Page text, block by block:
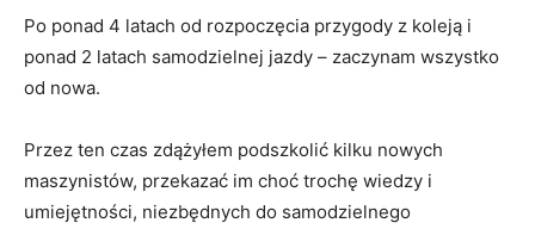
Po ponad 4 latach od rozpoczęcia przygody z koleją i
ponad 2 latach samodzielnej jazdy – zaczynam wszystko
od nowa.
Przez ten czas zdążyłem podszkolić kilku nowych
maszynistów, przekazać im choć trochę wiedzy i
umiejętności, niezbędnych do samodzielnego